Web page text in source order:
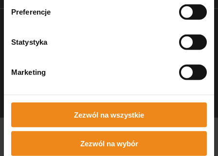
Preferencje
Statystyka
Marketing
Zezwól na wszystkie
Zezwól na wybór
czystość w gabinecie